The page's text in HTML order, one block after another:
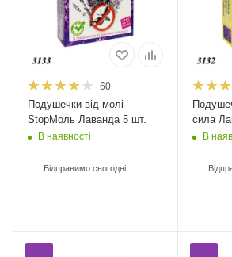
60
Подушечки від молі
StopМоль Лаванда 5 шт.
В наявності
Відправимо сьогодні
сила
В